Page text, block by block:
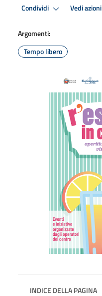
Condividi Vedi azioni
Argomenti:
Tempo libero
INDICE DELLA PAGINA